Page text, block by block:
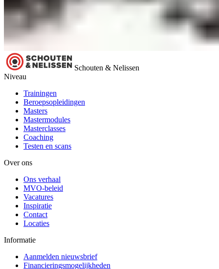
Schouten & Nelissen
Niveau
Trainingen
Beroepsopleidingen
Masters
Mastermodules
Masterclasses
Coaching
Testen en scans
Over ons
Ons verhaal
MVO-beleid
Vacatures
Inspiratie
Contact
Locaties
Informatie
Aanmelden nieuwsbrief
Financieringsmogelijkheden